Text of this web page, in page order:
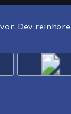
von Dev